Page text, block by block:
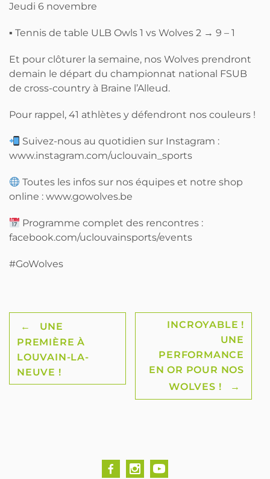
Jeudi 6 novembre
▪ Tennis de table ULB Owls 1 vs Wolves 2 → 9 – 1
Et pour clôturer la semaine, nos Wolves prendront
demain le départ du championnat national FSUB
de cross-country à Braine l’Alleud.
Pour rappel, 41 athlètes y défendront nos couleurs !
Suivez-nous au quotidien sur Instagram :
www.instagram.com/uclouvain_sports
Toutes les infos sur nos équipes et notre shop
online : www.gowolves.be
Programme complet des rencontres :
facebook.com/uclouvainsports/events
#GoWolves
Post
navigation
←
UNE
PREMIÈRE À
LOUVAIN-LA-
NEUVE !
INCROYABLE !
UNE
PERFORMANCE
EN OR POUR NOS
WOLVES !
→